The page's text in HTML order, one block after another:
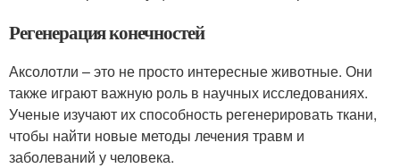
Регенерация конечностей
Аксолотли – это не просто интересные животные. Они
также играют важную роль в научных исследованиях.
Ученые изучают их способность регенерировать ткани,
чтобы найти новые методы лечения травм и
заболеваний у человека.